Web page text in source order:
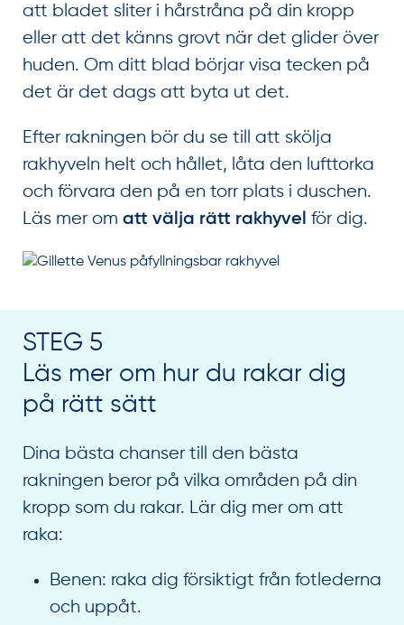
att bladet sliter i hårstråna på din kropp
eller att det känns grovt när det glider över
huden. Om ditt blad börjar visa tecken på
det är det dags att byta ut det.
Efter rakningen bör du se till att skölja
rakhyveln helt och hållet, låta den lufttorka
och förvara den på en torr plats i duschen.
Läs mer om att välja rätt rakhyvel för dig.
STEG 5
Läs mer om hur du rakar dig
på rätt sätt
Dina bästa chanser till den bästa
rakningen beror på vilka områden på din
kropp som du rakar. Lär dig mer om att
raka:
Benen: raka dig försiktigt från fotlederna
och uppåt.